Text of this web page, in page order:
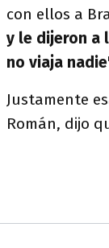
con ellos a
y le dijeron a
no viaja
Justamente
Román, dijo